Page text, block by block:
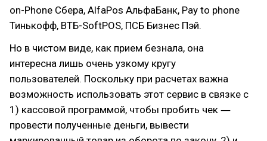
on-Phone Сбера, AlfaPos АльфаБанк, Pay to phone
Тинькофф, ВТБ-SoftPOS, ПСБ Бизнес Пэй.
Но в чистом виде, как прием безнала, она
интересна лишь очень узкому кругу
пользователей. Поскольку при расчетах важна
возможность использовать этот сервис в связке с
1) кассовой программой, чтобы пробить чек ―
провести полученные деньги, вывести